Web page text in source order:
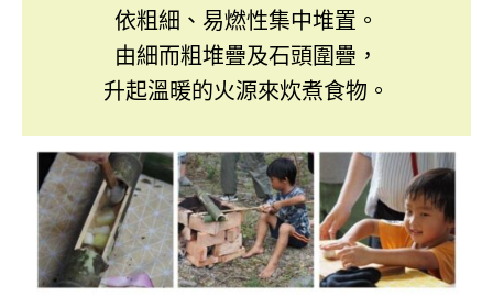
依粗細、易燃性集中堆置。
由細而粗堆疊及石頭圍疊，
升起溫暖的火源來炊煮食物。